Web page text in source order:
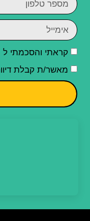
קראתי והסכמתי ל
מאשר/ת קבלת